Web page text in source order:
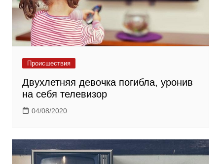
Происшествия
Двухлетняя девочка погибла, уронив
на себя телевизор
04/08/2020